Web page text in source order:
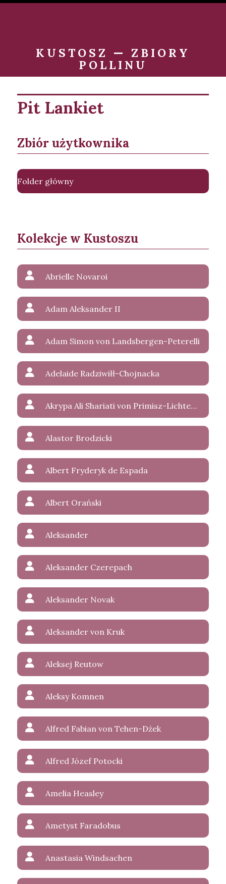
KUSTOSZ — ZBIORY
POLLINU
Pit Lankiet
Zbiór użytkownika
Folder główny
Kolekcje w Kustoszu
Abrielle Novaroi
Adam Aleksander II
Adam Simon von Landsbergen-Peterelli
Adelaide Radziwiłł-Chojnacka
Akrypa Ali Shariati von Primisz-Lichtenstein
Alastor Brodzicki
Albert Fryderyk de Espada
Albert Orański
Aleksander
Aleksander Czerepach
Aleksander Novak
Aleksander von Kruk
Aleksej Reutow
Aleksy Komnen
Alfred Fabian von Tehen-Dżek
Alfred Józef Potocki
Amelia Heasley
Ametyst Faradobus
Anastasia Windsachen